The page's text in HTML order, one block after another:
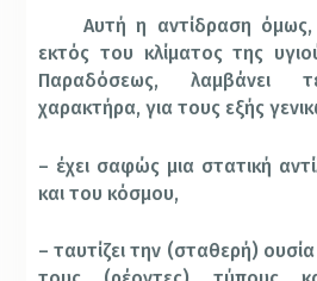
Αυτή η αντίδραση όμως,
εκτός του κλίματος της
Παραδόσεως, λαμβάνει
χαρακτήρα, για τους εξής
– έχει σαφώς μια στατική
και του κόσμου,
– ταυτίζει την (σταθερή)